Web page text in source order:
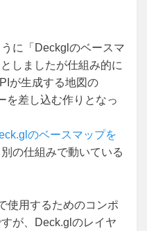
に「Deckglのベースマ
しましたが仕組み的に
が生成する地図の
を差し込む作りとなっ
のベースマップを
の仕組みで動いている
使用するためのコンポ
が、Deck.glのレイヤ